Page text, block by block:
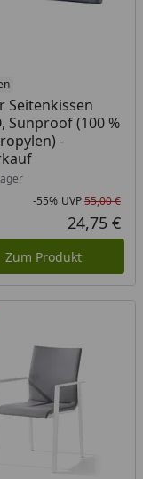
Preis
Seitenkissen
Sunproof (100 %
-
am Lager
-55% UVP55,00 €
24,75 €
Zum Produkt